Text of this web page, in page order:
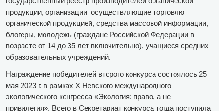
продукции, организации, осуществляющие торговлю
органической продукцией, средства массовой информации,
блогеры, молодежь (граждане Российской Федерации в
возрасте от 14 до 35 лет включительно), учащиеся средних
образовательных учреждений.
Награждение победителей второго конкурса состоялось 25
мая 2023 г. в рамках Х Невского международного
экологического конгресса «Экология: право, а не
привилегия». Всего в Секретариат конкурса тогда поступила